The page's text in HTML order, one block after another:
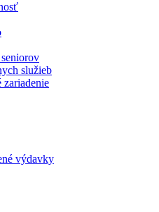
služieb
zariadenie
výdavky